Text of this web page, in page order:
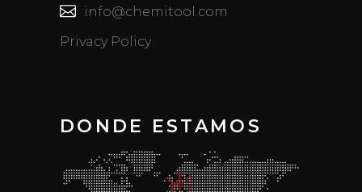
info@chemitool.com
Privacy Policy
DONDE ESTAMOS